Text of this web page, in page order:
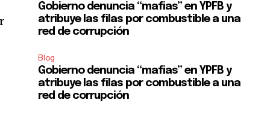
Gobierno denuncia “mafias” en YPFB y
atribuye las filas por combustible a una
red de corrupción
Blog
Gobierno denuncia “mafias” en YPFB y
atribuye las filas por combustible a una
red de corrupción